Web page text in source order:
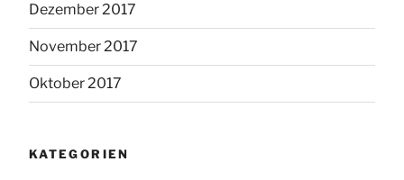
Dezember 2017
November 2017
Oktober 2017
KATEGORIEN